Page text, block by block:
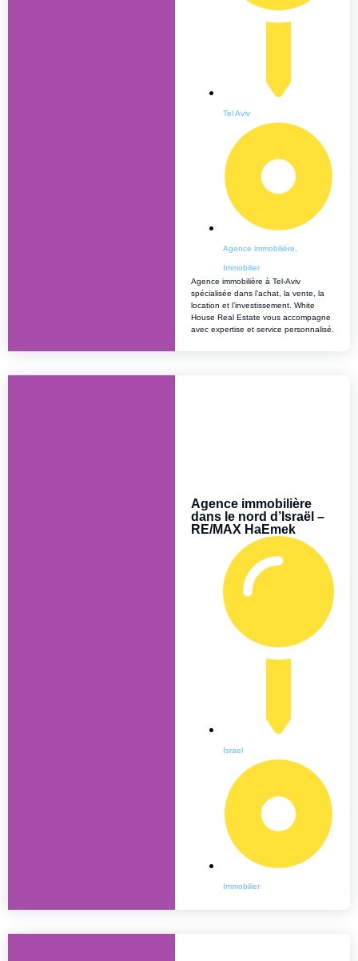
Tel Aviv
Agence immobilière
Immobilier
Agence immobilière à Tel-Aviv
spécialisée dans l’achat, la vente, la
location et l’investissement. White
House Real Estate vous accompagne
avec expertise et service personnalisé.
Agence immobilière
dans le nord d’Israël –
RE/MAX HaEmek
Israel
Immobilier